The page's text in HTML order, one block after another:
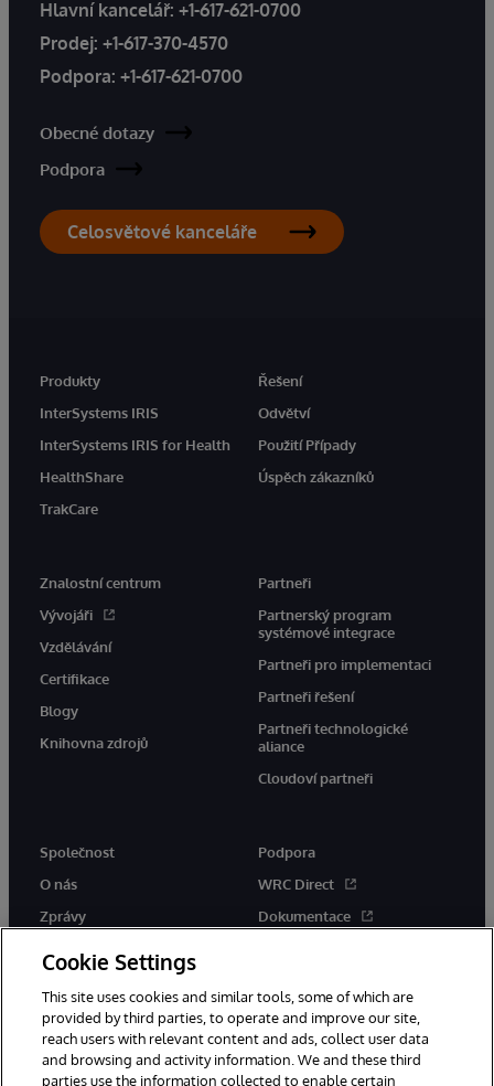
Hlavní kancelář: +1-617-621-0700
Prodej: +1-617-370-4570
Podpora: +1-617-621-0700
Obecné dotazy
Podpora
Celosvětové kanceláře
Produkty
InterSystems IRIS
InterSystems IRIS for Health
HealthShare
TrakCare
Řešení
Odvětví
Použití Případy
Úspěch zákazníků
Znalostní centrum
Vývojáři
Vzdělávání
Certifikace
Blogy
Knihovna zdrojů
Partneři
Partnerský program
systémové integrace
Partneři pro implementaci
Partneři řešení
Partneři technologické
aliance
Cloudoví partneři
Společnost
O nás
Zprávy
Podpora
WRC Direct
Dokumentace
Cookie Settings
This site uses cookies and similar tools, some of which are
provided by third parties, to operate and improve our site,
reach users with relevant content and ads, collect user data
and browsing and activity information. We and these third
parties use the information collected to enable certain